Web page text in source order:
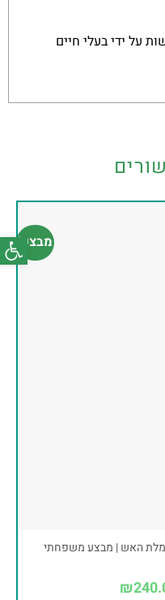
על ידי בעלי חיים
מבצע!
נמלת האש | מבצע משפחתי
₪
פתח